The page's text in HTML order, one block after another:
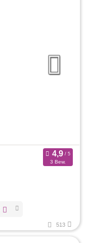
3 Bew.
513